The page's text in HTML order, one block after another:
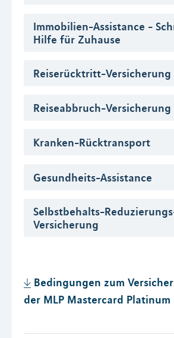
Immobilien-Assistance -
Hilfe für Zuhause
Reiserücktritt-Versicherung
Reiseabbruch-Versicherung
Kranken-Rücktransport
Gesundheits-Assistance
Selbstbehalts-
Versicherung
Bedingungen zum
der MLP Mastercard Platinum